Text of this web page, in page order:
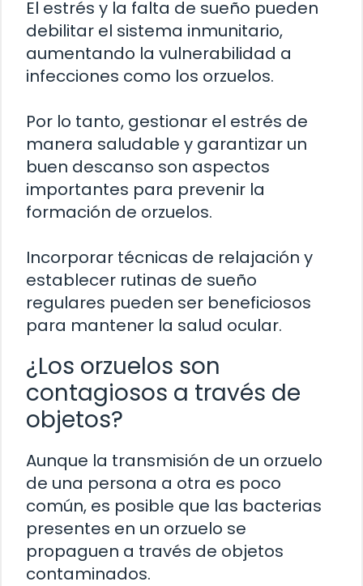
El estrés y la falta de sueño pueden
debilitar el sistema inmunitario,
aumentando la vulnerabilidad a
infecciones como los orzuelos.
Por lo tanto, gestionar el estrés de
manera saludable y garantizar un
buen descanso son aspectos
importantes para prevenir la
formación de orzuelos.
Incorporar técnicas de relajación y
establecer rutinas de sueño
regulares pueden ser beneficiosos
para mantener la salud ocular.
¿Los orzuelos son
contagiosos a través de
objetos?
Aunque la transmisión de un orzuelo
de una persona a otra es poco
común, es posible que las bacterias
presentes en un orzuelo se
propaguen a través de objetos
contaminados.